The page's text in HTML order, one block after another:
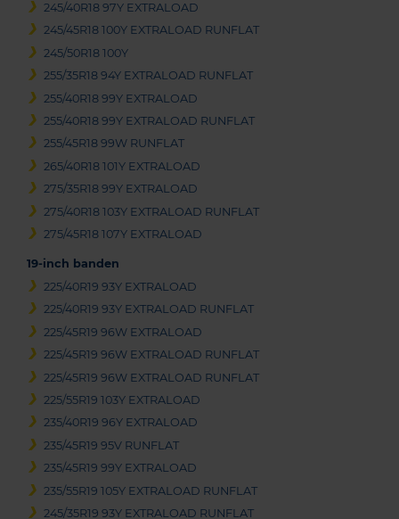
245/40R18 97Y EXTRALOAD
245/45R18 100Y EXTRALOAD RUNFLAT
245/50R18 100Y
255/35R18 94Y EXTRALOAD RUNFLAT
255/40R18 99Y EXTRALOAD
255/40R18 99Y EXTRALOAD RUNFLAT
255/45R18 99W RUNFLAT
265/40R18 101Y EXTRALOAD
275/35R18 99Y EXTRALOAD
275/40R18 103Y EXTRALOAD RUNFLAT
275/45R18 107Y EXTRALOAD
19-inch banden
225/40R19 93Y EXTRALOAD
225/40R19 93Y EXTRALOAD RUNFLAT
225/45R19 96W EXTRALOAD
225/45R19 96W EXTRALOAD RUNFLAT
225/45R19 96W EXTRALOAD RUNFLAT
225/55R19 103Y EXTRALOAD
235/40R19 96Y EXTRALOAD
235/45R19 95V RUNFLAT
235/45R19 99Y EXTRALOAD
235/55R19 105Y EXTRALOAD RUNFLAT
245/35R19 93Y EXTRALOAD RUNFLAT